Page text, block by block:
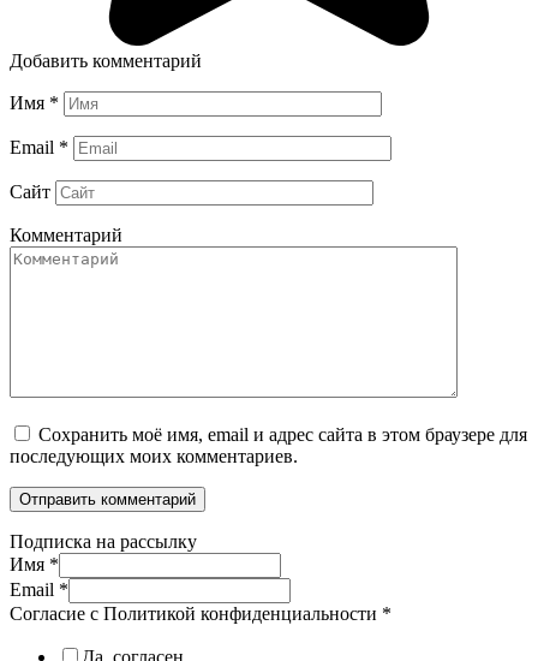
Добавить комментарий
Имя *
Email *
Сайт
Комментарий
Сохранить моё имя, email и адрес сайта в этом браузере для
последующих моих комментариев.
Подписка на рассылку
Имя *
Email *
Согласие с Политикой конфиденциальности *